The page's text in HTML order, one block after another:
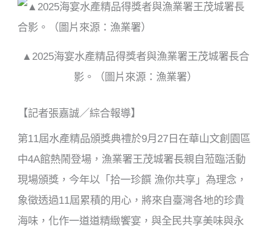
b
o
o
▲2025海宴水產精品得獎者與漁業署王茂城署長合
影。（圖片來源：漁業署）
【記者張嘉誠／綜合報導】
第11屆水產精品頒獎典禮於9月27日在華山文創園區
中4A館熱鬧登場，漁業署王茂城署長親自蒞臨活動
現場頒獎，今年以「拾一珍饌 漁你共享」為理念，
象徵透過11屆累積的用心，將來自臺灣各地的珍貴
海味，化作一道道精緻饗宴，與全民共享美味與永